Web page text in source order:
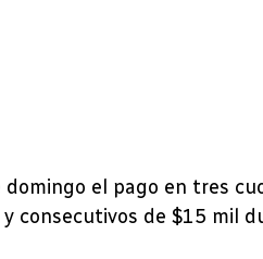
el pago en tres
consecutivos de $15 mil